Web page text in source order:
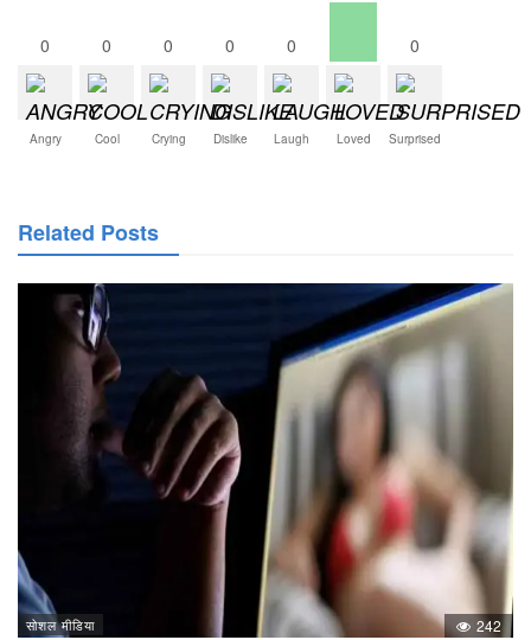
0
Angry
0
Cool
0
Crying
0
Dislike
0
Laugh Loved
0
Surprised
Related Posts
सोशल मीडिया 242